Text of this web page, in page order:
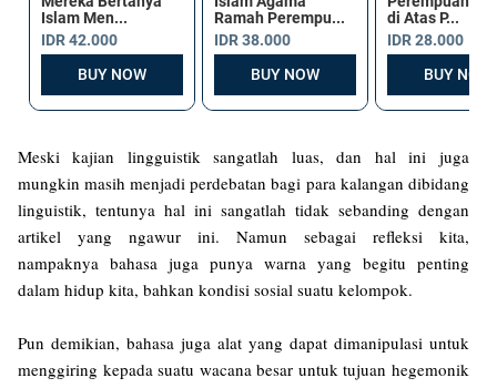
Meski kajian lingguistik sangatlah luas, dan hal ini juga
mungkin masih menjadi perdebatan bagi para kalangan dibidang
linguistik, tentunya hal ini sangatlah tidak sebanding dengan
artikel yang ngawur ini. Namun sebagai refleksi kita,
nampaknya bahasa juga punya warna yang begitu penting
dalam hidup kita, bahkan kondisi sosial suatu kelompok.
Pun demikian, bahasa juga alat yang dapat dimanipulasi untuk
menggiring kepada suatu wacana besar untuk tujuan hegemonik